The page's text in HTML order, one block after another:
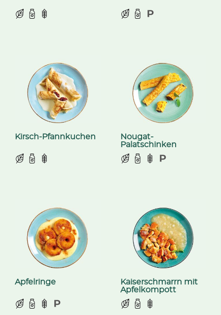
Kirsch-Pfannkuchen
Nougat-
Palatschinken
Apfelringe
Kaiserschmarrn mit
Apfelkompott